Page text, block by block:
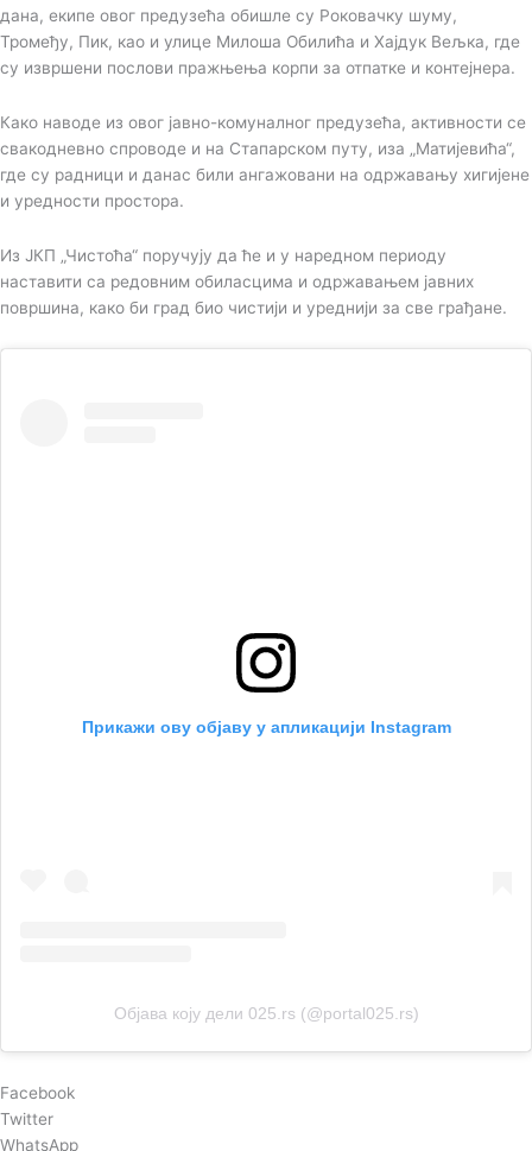
дана, екипе овог предузећа обишле су Роковачку шуму,
Тромеђу, Пик, као и улице Милоша Обилића и Хајдук Вељка, где
су извршени послови пражњења корпи за отпатке и контејнера.
Како наводе из овог јавно-комуналног предузећа, активности се
свакодневно спроводе и на Стапарском путу, иза „Матијевића“,
где су радници и данас били ангажовани на одржавању хигијене
и уредности простора.
Из ЈКП „Чистоћа“ поручују да ће и у наредном периоду
наставити са редовним обиласцима и одржавањем јавних
површина, како би град био чистији и уреднији за све грађане.
Прикажи ову објаву у апликацији Instagram
Објава коју дели 025.rs (@portal025.rs)
Facebook
Twitter
WhatsApp